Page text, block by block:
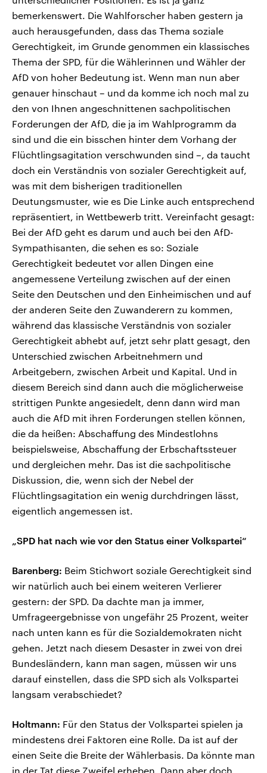
bemerkenswert. Die Wahlforscher haben gestern ja
auch herausgefunden, dass das Thema soziale
Gerechtigkeit, im Grunde genommen ein klassisches
Thema der SPD, für die Wählerinnen und Wähler der
AfD von hoher Bedeutung ist. Wenn man nun aber
genauer hinschaut – und da komme ich noch mal zu
den von Ihnen angeschnittenen sachpolitischen
Forderungen der AfD, die ja im Wahlprogramm da
sind und die ein bisschen hinter dem Vorhang der
Flüchtlingsagitation verschwunden sind –, da taucht
doch ein Verständnis von sozialer Gerechtigkeit auf,
was mit dem bisherigen traditionellen
Deutungsmuster, wie es Die Linke auch entsprechend
repräsentiert, in Wettbewerb tritt. Vereinfacht gesagt:
Bei der AfD geht es darum und auch bei den AfD-
Sympathisanten, die sehen es so: Soziale
Gerechtigkeit bedeutet vor allen Dingen eine
angemessene Verteilung zwischen auf der einen
Seite den Deutschen und den Einheimischen und auf
der anderen Seite den Zuwanderern zu kommen,
während das klassische Verständnis von sozialer
Gerechtigkeit abhebt auf, jetzt sehr platt gesagt, den
Unterschied zwischen Arbeitnehmern und
Arbeitgebern, zwischen Arbeit und Kapital. Und in
diesem Bereich sind dann auch die möglicherweise
strittigen Punkte angesiedelt, denn dann wird man
auch die AfD mit ihren Forderungen stellen können,
die da heißen: Abschaffung des Mindestlohns
beispielsweise, Abschaffung der Erbschaftssteuer
und dergleichen mehr. Das ist die sachpolitische
Diskussion, die, wenn sich der Nebel der
Flüchtlingsagitation ein wenig durchdringen lässt,
eigentlich angemessen ist.
„SPD hat nach wie vor den Status einer Volkspartei“
Barenberg: Beim Stichwort soziale Gerechtigkeit sind
wir natürlich auch bei einem weiteren Verlierer
gestern: der SPD. Da dachte man ja immer,
Umfrageergebnisse von ungefähr 25 Prozent, weiter
nach unten kann es für die Sozialdemokraten nicht
gehen. Jetzt nach diesem Desaster in zwei von drei
Bundesländern, kann man sagen, müssen wir uns
darauf einstellen, dass die SPD sich als Volkspartei
langsam verabschiedet?
Holtmann: Für den Status der Volkspartei spielen ja
mindestens drei Faktoren eine Rolle. Da ist auf der
einen Seite die Breite der Wählerbasis. Da könnte man
in der Tat diese Zweifel erheben. Dann aber doch